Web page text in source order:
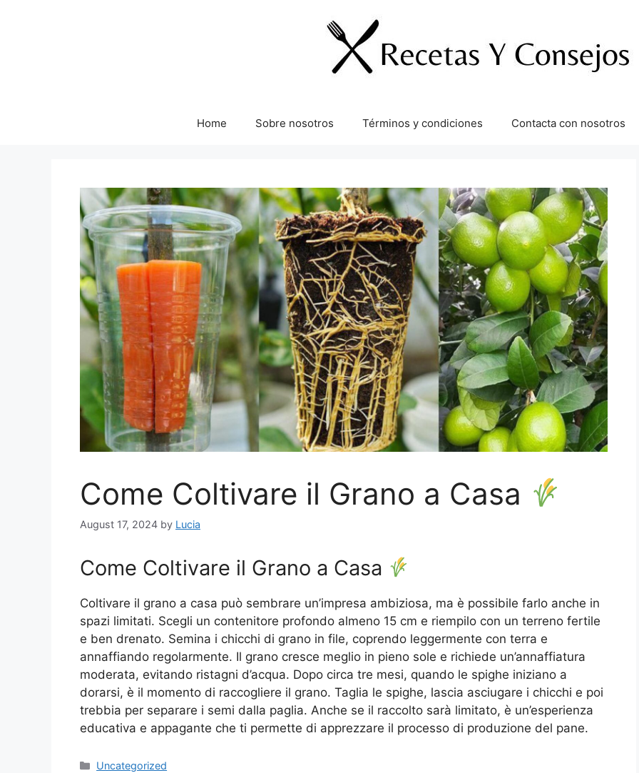
Home Sobre nosotros Términos y condiciones Contacta con nosotros
Come Coltivare il Grano a Casa
August 17, 2024 by Lucia
Come Coltivare il Grano a Casa
Coltivare il grano a casa può sembrare un’impresa ambiziosa, ma è possibile farlo anche in
spazi limitati. Scegli un contenitore profondo almeno 15 cm e riempilo con un terreno fertile
e ben drenato. Semina i chicchi di grano in file, coprendo leggermente con terra e
annaffiando regolarmente. Il grano cresce meglio in pieno sole e richiede un’annaffiatura
moderata, evitando ristagni d’acqua. Dopo circa tre mesi, quando le spighe iniziano a
dorarsi, è il momento di raccogliere il grano. Taglia le spighe, lascia asciugare i chicchi e poi
trebbia per separare i semi dalla paglia. Anche se il raccolto sarà limitato, è un’esperienza
educativa e appagante che ti permette di apprezzare il processo di produzione del pane.
Categories
Uncategorized